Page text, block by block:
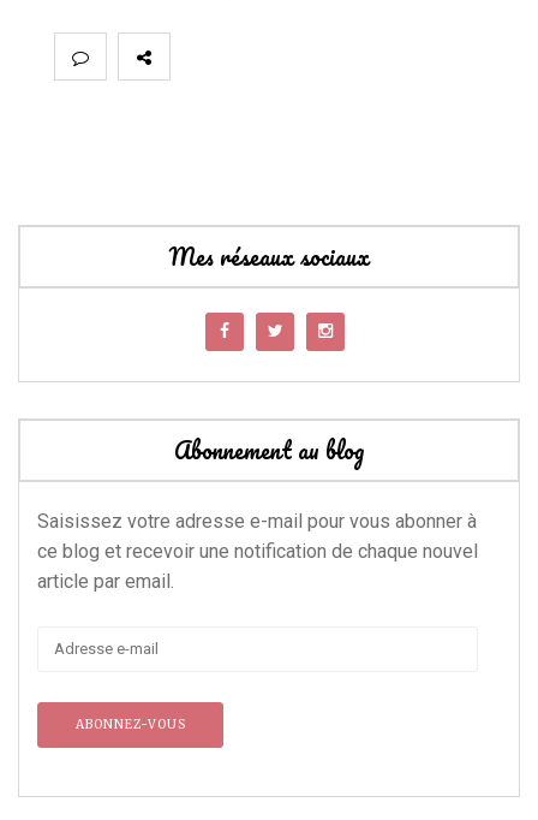
Mes réseaux sociaux
Abonnement au blog
Saisissez votre adresse e-mail pour vous abonner à
ce blog et recevoir une notification de chaque nouvel
article par email.
Adresse
mail